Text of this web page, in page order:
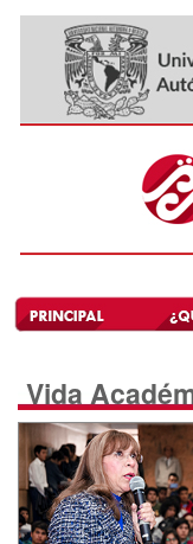
Vida